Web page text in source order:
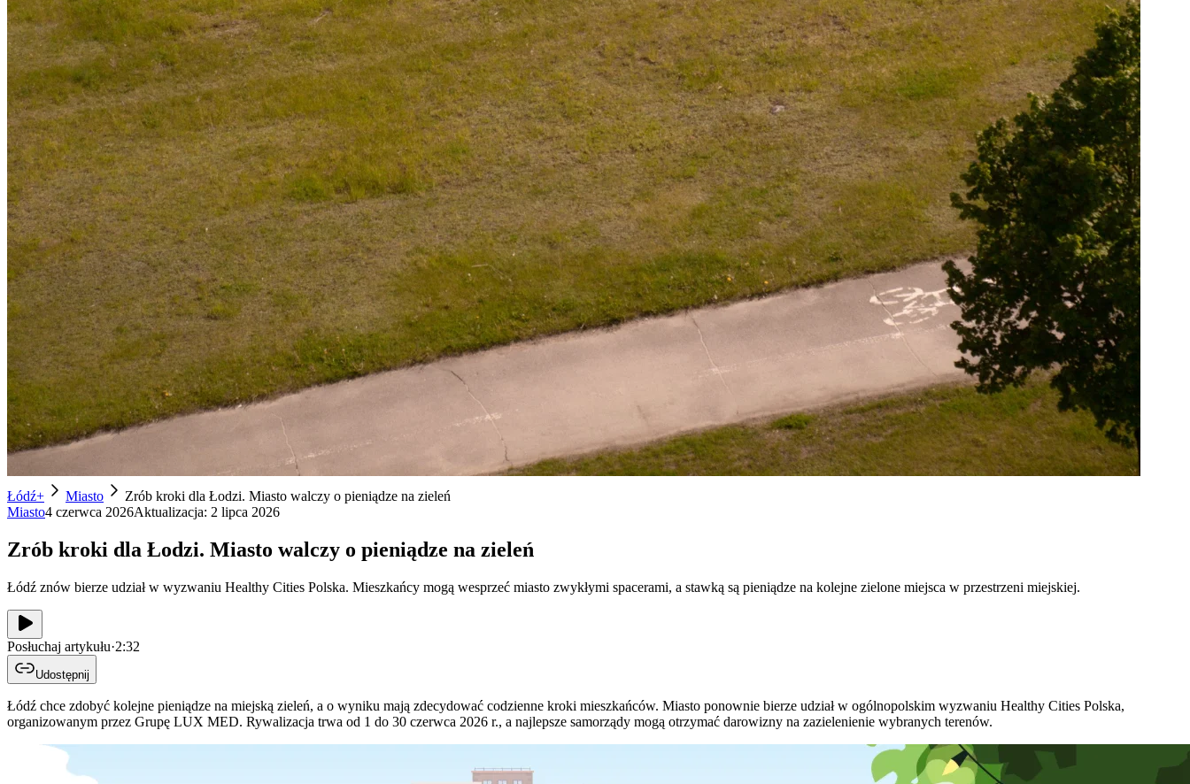
Łódź+ Miasto
Zrób kroki dla Łodzi. Miasto walczy o pieniądze na zieleń
Miasto4 czerwca 2026Aktualizacja: 2 lipca 2026
Zrób kroki dla Łodzi. Miasto walczy o pieniądze na zieleń
Łódź znów bierze udział w wyzwaniu Healthy Cities Polska. Mieszkańcy mogą wesprzeć miasto zwykłymi spacerami, a stawką są pieniądze na kolejne zielone miejsca w przestrzeni miejskiej.
Posłuchaj artykułu·2:32
Udostępnij
Łódź chce zdobyć kolejne pieniądze na miejską zieleń, a o wyniku mają zdecydować codzienne kroki mieszkańców. Miasto ponownie bierze udział w ogólnopolskim wyzwaniu Healthy Cities Polska,
organizowanym przez Grupę LUX MED. Rywalizacja trwa od 1 do 30 czerwca 2026 r., a najlepsze samorządy mogą otrzymać darowizny na zazielenienie wybranych terenów.